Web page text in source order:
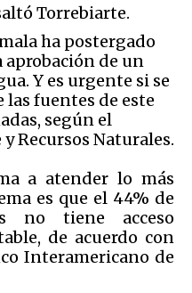
Torrebiarte.
ha postergado
aprobación de un
Y es urgente si se
las fuentes de este
según el
Recursos Naturales.
a atender lo más
es que el 44% de
no tiene acceso
de acuerdo con
Interamericano de